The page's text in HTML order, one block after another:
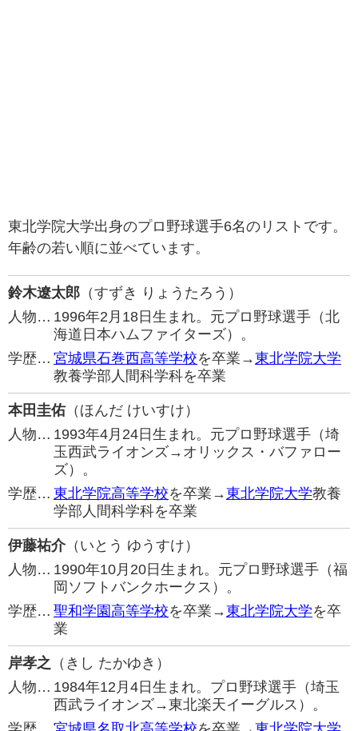
東北学院大学出身のプロ野球選手6名のリストです。
年齢の若い順に並べています。
鈴木遼太郎 （すずき りょうたろう）
人物… 1996年2月18日生まれ。元プロ野球選手（北
海道日本ハムファイターズ）。
学歴… 宮城県石巻西高等学校を卒業→東北学院大学
教養学部人間科学科を卒業
本田圭佑 （ほんだ けいすけ）
人物… 1993年4月24日生まれ。元プロ野球選手（埼
玉西武ライオンズ→オリックス・バファロー
ズ）。
学歴… 東北学院高等学校を卒業→東北学院大学教養
学部人間科学科を卒業
伊藤祐介（いとう ゆうすけ）
人物… 1990年10月20日生まれ。元プロ野球選手（福
岡ソフトバンクホークス）。
学歴… 聖和学園高等学校を卒業→東北学院大学を卒
業
岸孝之 （きし たかゆき）
人物… 1984年12月4日生まれ。プロ野球選手（埼玉
西武ライオンズ→東北楽天イーグルス）。